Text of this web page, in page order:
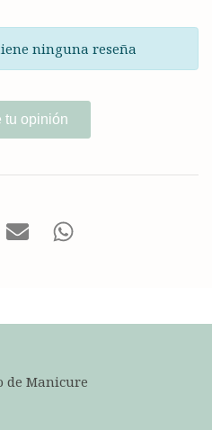
ninguna reseña
tu opinión